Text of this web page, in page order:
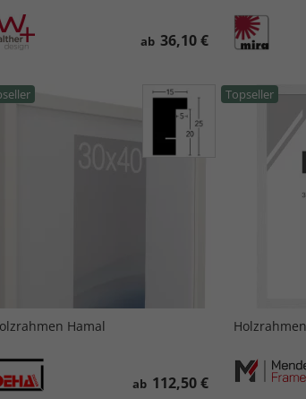
ab 36,10 €
Hamal
ab 112,50 €
Topseller